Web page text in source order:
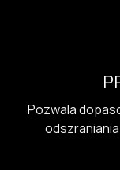
Pozwala